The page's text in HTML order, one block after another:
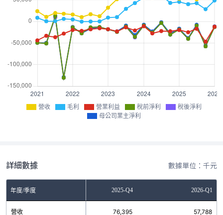
營收 毛利 營業利益 稅前淨利
稅後淨利
母公司業主淨利
詳細數據 數據單位：千元
年度/季度2025-Q3 2025-Q4 2026-Q1
營收 76,395 57,788